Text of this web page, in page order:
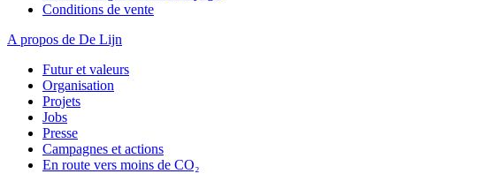
Conditions de vente
A propos de De Lijn
Futur et valeurs
Organisation
Projets
Jobs
Presse
Campagnes et actions
En route vers moins de CO₂